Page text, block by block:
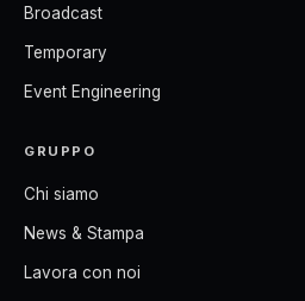
Broadcast
Temporary
Event Engineering
GRUPPO
Chi siamo
News & Stampa
Lavora con noi